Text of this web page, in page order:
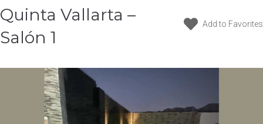
Quinta Vallarta –
Salón 1
Add to Favorites